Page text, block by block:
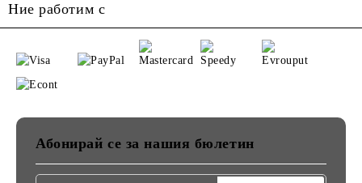
Ние работим с
Абонирай се за нашия бюлетин